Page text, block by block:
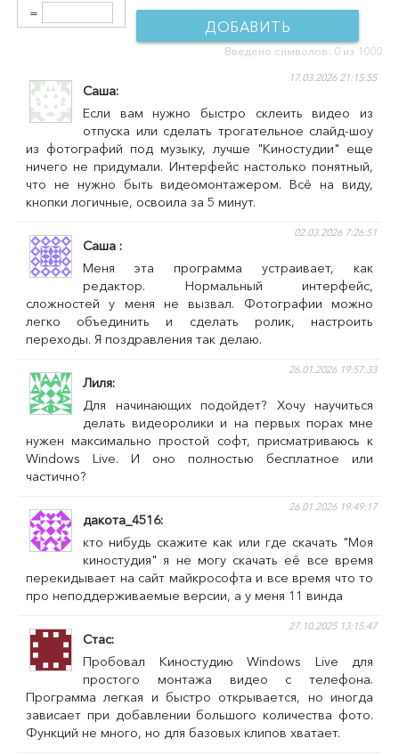
=
ДОБАВИТЬ
КОММЕНТАРИЙ
Введено символов: 0 из 1000
Саша
17.03.2026 21:15:55
Если вам нужно быстро склеить видео из
отпуска или сделать трогательное слайд-шоу
из фотографий под музыку, лучше "Киностудии" еще
ничего не придумали. Интерфейс настолько понятный,
что не нужно быть видеомонтажером. Всё на виду,
кнопки логичные, освоила за 5 минут.
Саша
02.03.2026 7:26:51
Меня эта программа устраивает, как
редактор. Нормальный интерфейс,
сложностей у меня не вызвал. Фотографии можно
легко объединить и сделать ролик, настроить
переходы. Я поздравления так делаю.
Лиля
26.01.2026 19:57:33
Для начинающих подойдет? Хочу научиться
делать видеоролики и на первых порах мне
нужен максимально простой софт, присматриваюсь к
Windows Live. И оно полностью бесплатное или
частично?
дакота_4516
26.01.2026 19:49:17
кто нибудь скажите как или где скачать "Моя
киностудия" я не могу скачать её все время
перекидывает на сайт майкрософта и все время что то
про неподдерживаемые версии, а у меня 11 винда
Стас
27.10.2025 13:15:47
Пробовал Киностудию Windows Live для
простого монтажа видео с телефона.
Программа легкая и быстро открывается, но иногда
зависает при добавлении большого количества фото.
Функций не много, но для базовых клипов хватает.